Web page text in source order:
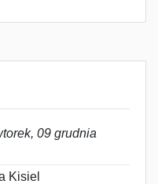
09 grudnia
Kisiel